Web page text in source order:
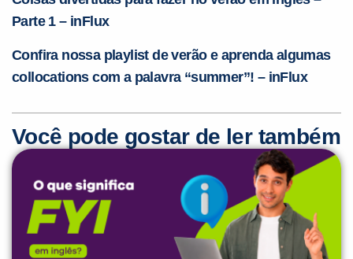
Parte 1 – inFlux
Confira nossa playlist de verão e aprenda algumas
collocations com a palavra “summer”! – inFlux
Você pode gostar de ler também